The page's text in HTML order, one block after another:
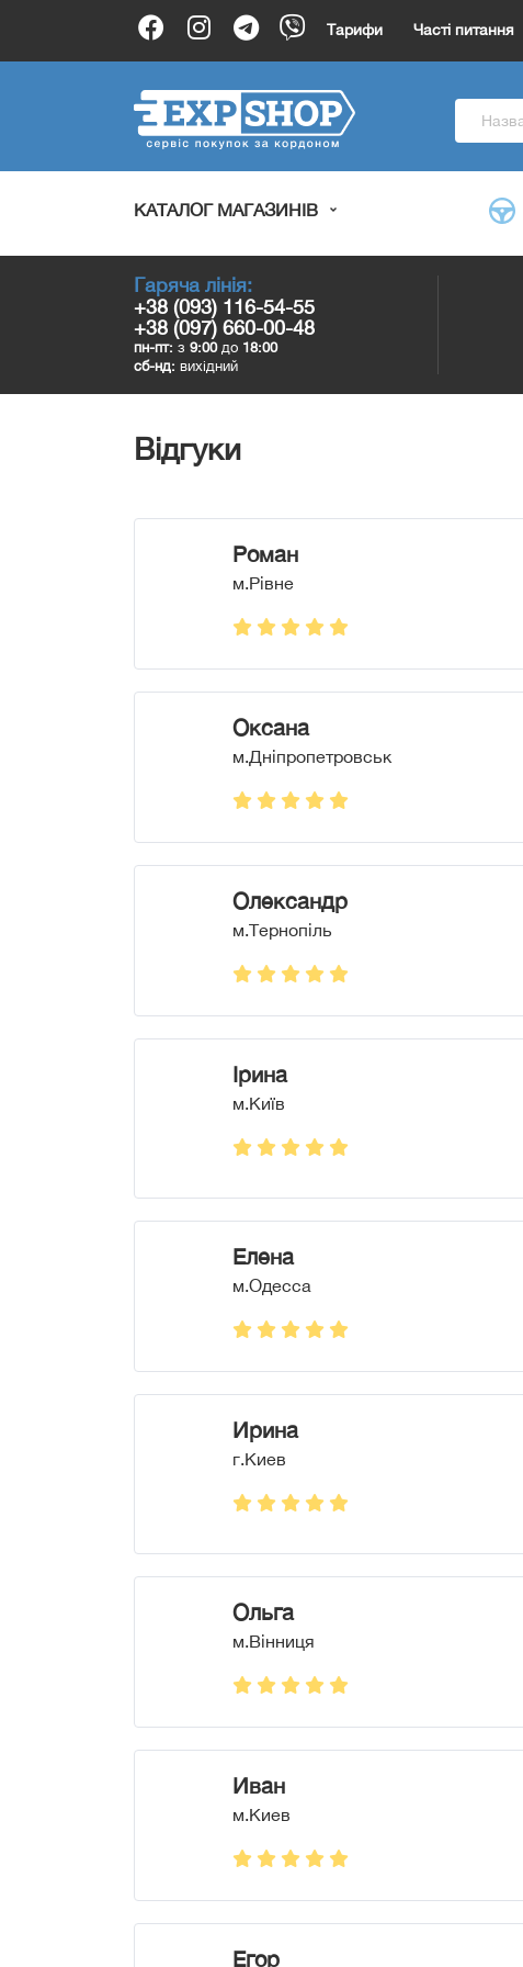
Тарифи Часті питання
КАТАЛОГ МАГАЗИНІВ
Гаряча лінія:
+38 (093) 116-54-55
+38 (097) 660-00-48
пн-пт: з 9:00 до 18:00
сб-нд: вихідний
Відгуки
Роман
м.Рівне
Оксана
м.Дніпропетровськ
Олександр
м.Тернопіль
Ірина
м.Київ
Елена
м.Одесса
Ирина
г.Киев
Ольга
м.Вінниця
Иван
м.Киев
Егор